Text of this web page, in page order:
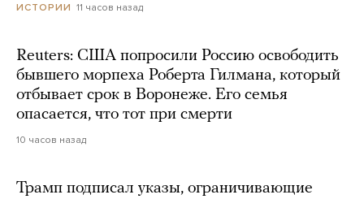
ИСТОРИИ 11 часов назад
Reuters: США попросили Россию освободить
бывшего морпеха Роберта Гилмана, который
отбывает срок в Воронеже. Его семья
опасается, что тот при смерти
10 часов назад
Трамп подписал указы, ограничивающие